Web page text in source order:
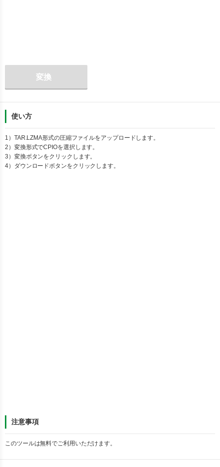
変換
使い方
1） TAR.LZMA形式の圧縮ファイルをアップロードします。
2）変換形式でCPIOを選択します。
3）変換ボタンをクリックします。
4）ダウンロードボタンをクリックします。
注意事項
このツールは無料でご利用いただけます。